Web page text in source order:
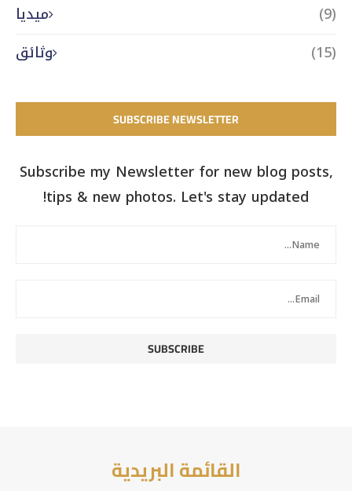
ميديا
(9)
وثائق
(15)
SUBSCRIBE NEWSLETTER
Subscribe my Newsletter for new blog posts,
tips & new photos. Let's stay updated!
القائمة البريدية